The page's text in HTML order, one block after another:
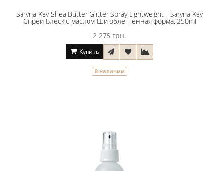
Saryna Key Shea Butter Glitter Spray Lightweight - Saryna Key
Спрей-Блеск с маслом Ши облегченная форма, 250ml
2 275 грн.
Купить
В наличии